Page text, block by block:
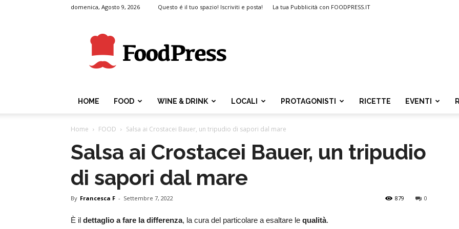
domenica, Agosto 9, 2026 Questo é il tuo spazio! Iscriviti e posta! La tua Pubblicità con FOODPRESS.IT
FoodPress
HOME FOOD WINE & DRINK LOCALI PROTAGONISTI RICETTE EVENTI
Home FOOD Salsa ai Crostacei Bauer, un tripudio di sapori dal mare
Salsa ai Crostacei Bauer, un tripudio
di sapori dal mare
By Francesca F - Settembre 7, 2022 0
879
È il dettaglio a fare la differenza, la cura del particolare a esaltare le qualità.